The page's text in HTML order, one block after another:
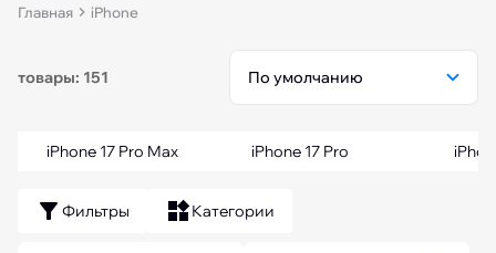
Главная iPhone
товары: 151
iPhone 17 Pro Max iPhone 17 Pro
Фильтры Категории